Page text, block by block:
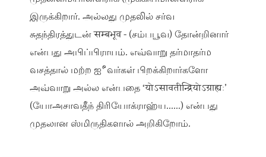
இருக்கிறார். அல்லது முதலில் சர்வ
சுதந்திரத்துடன் सम्बभूव - (சம்பபூவ) தோன்றினார்
என்பது அபிப்பிராயம். எவ்வாறு தர்மாதர்ம
வசத்தால் மற்ற ஐீவர்கள் பிறக்கிறார்களோ
அவ்வாறு அல்ல என்பதை ‘योऽसावतीन्द्रियोऽग्राह्यः’
(யோஅசாவதீந் திரியோக்ராஹ்ய......) என்பது
முதலான ஸ்மிருதிகளால் அறிகிறோம்.